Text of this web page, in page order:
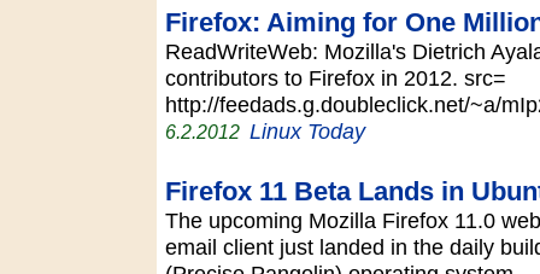
Firefox: Aiming for One
ReadWriteWeb: Mozilla's Dietrich
contributors to Firefox in 2012. src=
http://feedads.g.doubleclick.net/~a/
6.2.2012 Linux Today
Firefox 11 Beta Lands in
The upcoming Mozilla Firefox 11.0
email client just landed in the daily